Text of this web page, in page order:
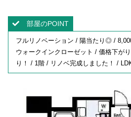
部屋のPOINT
フルリノベーション / 陽当たり◎ /
ウォークインクローゼット / 価格下が
り！ / 1階 / リノベ完成しました！ /